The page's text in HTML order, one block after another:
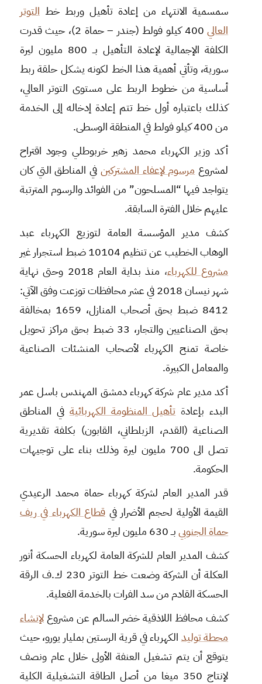
سمسمية الانتهاء من إعادة تأهيل وربط خط التوتر
العالي
400 كيلو فولط (جندر – حماة 2)، حيث قدرت
الكلفة الإجمالية لإعادة التأهيل بــ 800 مليون ليرة
سورية، وتأتي أهمية هذا الخط لكونه يشكل حلقة ربط
أساسية من خطوط الربط على مستوى التوتر العالي،
كذلك باعتباره أول خط تتم إعادة إدخاله إلى الخدمة
من 400 كيلو فولط في المنطقة الوسطى.
أكد وزير الكهرباء محمد زهير خربوطلي وجود اقتراح
لمشروع مرسوم لإعفاء المشتركين في المناطق التي كان
يتواجد فيها “المسلحون” من الفوائد والرسوم المترتبة
عليهم خلال الفترة السابقة.
كشف مدير المؤسسة العامة لتوزيع الكهرباء عبد
الوهاب الخطيب عن تنظيم 10104 ضبط استجرار غير
مشروع للكهرباء،
منذ بداية العام 2018 وحتى نهاية
شهر نيسان 2018 في عشر محافظات توزعت وفق الآتي:
8412 ضبط بحق أصحاب المنازل، 1659 بمخالفة
بحق الصناعيين والتجار، 33 ضبط بحق مراكز تحويل
خاصة تمنح الكهرباء لأصحاب المنشئات الصناعية
والمعامل الكبيرة.
أكد مدير عام شركة كهرباء دمشق المهندس باسل عمر
البدء بإعادة تأهيل المنظومة الكهربائية في المناطق
الصناعية (القدم، الزبلطاني، القابون) بكلفة تقديرية
تصل الى 700 مليون ليرة وذلك بناء على توجيهات
الحكومة.
قدر المدير العام لشركة كهرباء حماة محمد الرعيدي
القيمة الأولية لحجم الأضرار في قطاع الكهرباء في ريف
حماة الجنوبيبــ 630 مليون ليرة سورية.
كشف المدير العام للشركة العامة لكهرباء الحسكة أنور
العكلة أن الشركة وضعت خط التوتر 230 ك.ف الرقة
الحسكة القادم من سد الفرات بالخدمة الفعلية.
كشف محافظ اللاذقية خضر السالم عن مشروعلإنشاء
محطة توليد الكهرباء في قرية الرستين بمليار يورو، حيث
يتوقع أن يتم تشغيل العنفة الأولى خلال عام ونصف
لإنتاج 350 ميغا من أصل الطاقة التشغيلية الكلية